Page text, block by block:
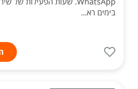
בימים רא...